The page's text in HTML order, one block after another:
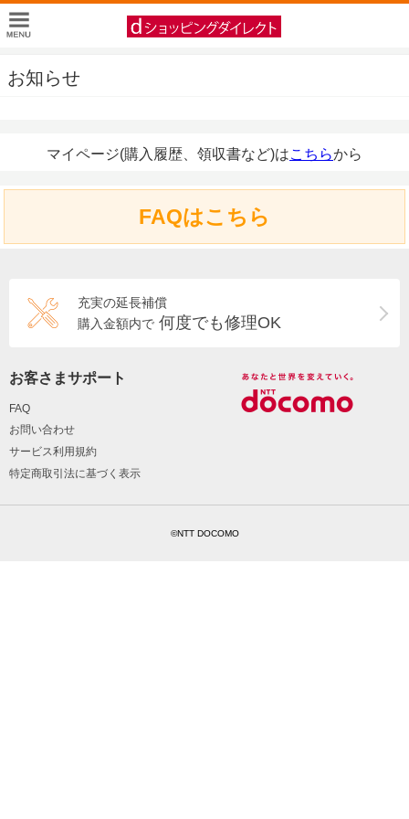
お知らせ
マイページ(購入履歴、領収書など)はこちらから
FAQはこちら
充実の延長補償
購入金額内で 何度でも修理OK
お客さまサポート
FAQ
お問い合わせ
サービス利用規約
特定商取引法に基づく表示
©NTT DOCOMO